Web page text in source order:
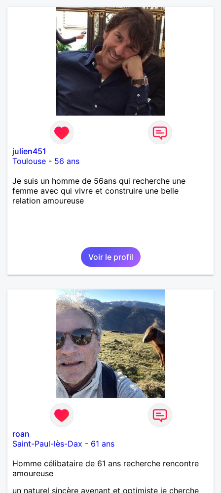
autant être trop locace. Je suis bourré de qualités
avec très peu de défauts. Je suis altruiste,
bienveillant, empathique, attentionné, honnête,
respectueux, doux de caractère et compréhensif : je
laisse « glisser » beaucoup de choses. Mais ne vous
m’éprenez pas Mesdames, si une personne que
j’aime me trahit une fois, il n’y aura pas de seconde
chance et je l’effacerai à « vitam eternam ».
Néanmoins, je suis un tout petit peu maniaque ainsi
qu’impatient. J’essaye de faire des efforts. Rien de
bien dramatique ! Du moins je le pense……Je suis un
homme facile à vivre. À vous si vous le souhaitez,
d’apprendre à me connaître davantage. J’en serai
ravi….A très bientôt je l’espère.
julien451
Toulouse - 56 ans
Je suis un homme de 56ans qui recherche une
femme avec qui vivre et construire une belle
relation amoureuse
Voir le profil
roan
Saint-Paul-lès-Dax - 61 ans
Homme célibataire de 61 ans recherche rencontre
amoureuse
un naturel sincère avenant et optimiste je cherche